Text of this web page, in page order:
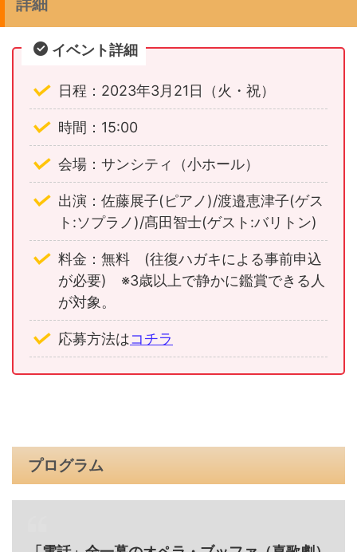
詳細
イベント詳細
日程：2023年3月21日（火・祝）
時間：15:00
会場：サンシティ（小ホール）
出演：佐藤展子(ピアノ)/渡邉恵津子(ゲス
ト:ソプラノ)/髙田智士(ゲスト:バリトン)
料金：無料 (往復ハガキによる事前申込
が必要) ※3歳以上で静かに鑑賞できる人
が対象。
応募方法はコチラ
プログラム